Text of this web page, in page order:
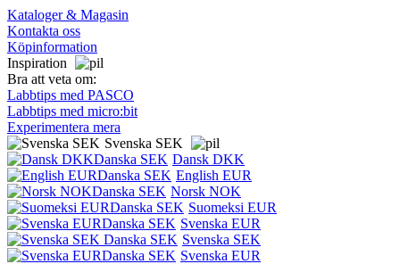
Kataloger & Magasin
Kontakta oss
Köpinformation
Inspiration
Bra att veta om:
Labbtips med PASCO
Labbtips med micro:bit
Experimentera mera
Svenska SEK
Dansk DKK
English EUR
Norsk NOK
Suomeksi EUR
Svenska EUR
Svenska SEK
Svenska EUR